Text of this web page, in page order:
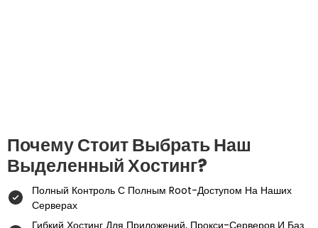
Почему Стоит Выбрать Наш
Выделенный Хостинг?
Полный Контроль С Полным Root-Доступом На Наших
Серверах
Гибкий Хостинг Для Приложений, Прокси-Серверов И Баз